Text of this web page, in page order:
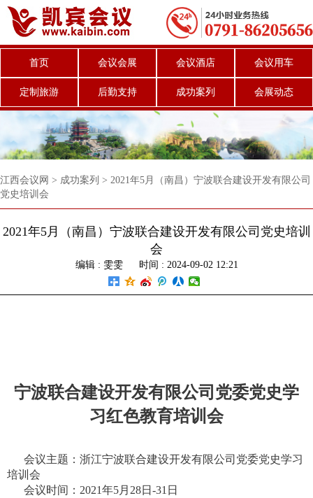
首页 会议会展 会议酒店 会议用车
定制旅游 后勤支持 成功案列 会展动态
江西会议网 > 成功案列 > 2021年5月（南昌）宁波联合建设开发有限公司
党史培训会
2021年5月（南昌）宁波联合建设开发有限公司党史培训
会
编辑 : 雯雯 时间 : 2024-09-02 12:21
宁波联合建设开发有限公司党委党史学
习红色教育培训会
会议主题：浙江宁波联合建设开发有限公司党委党史学习
培训会
会议时间：2021年5月28日-31日